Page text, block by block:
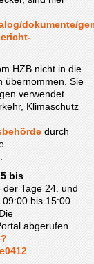
dokumente/
HZB nicht in die
übernommen. Sie
verwendet
Klimaschutz
durch
bis
der Tage 24. und
bis 15:00
abgerufen